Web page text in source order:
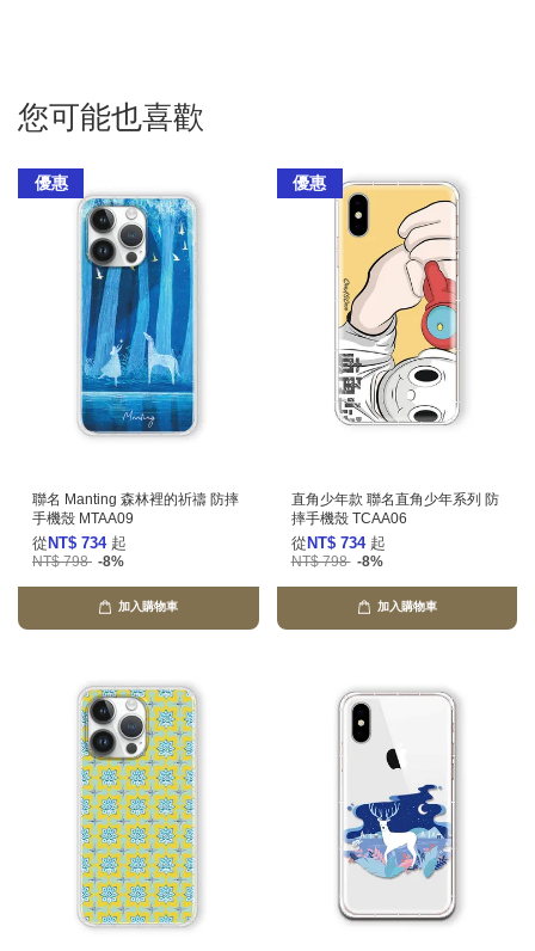
您可能也喜歡
優惠
聯名 Manting 森林裡的祈禱 防摔
手機殼 MTAA09
從 NT$ 734 起
NT$ 798 -8%
加入購物車
優惠
直角少年款 聯名直角少年系列 防
摔手機殼 TCAA06
從 NT$ 734 起
NT$ 798 -8%
加入購物車